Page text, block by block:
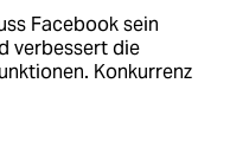
Facebook sein
verbessert die
Konkurrenz